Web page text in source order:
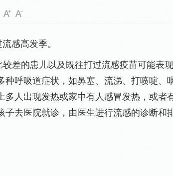
感高发季。
差的患儿以及既往打过流感疫苗可能表
呼吸道症状，如鼻塞、流涕、打喷嚏、
人出现发热或家中有人感冒发热，或者
去医院就诊，由医生进行流感的诊断和